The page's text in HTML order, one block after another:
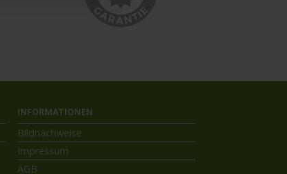
INFORMATIONEN
Bildnachweise
Impressum
AGB